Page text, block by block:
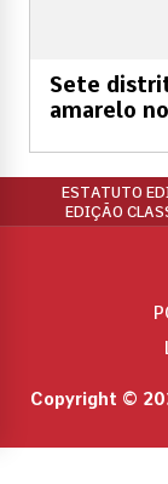
Sete
amarelo
ESTATUTO
EDIÇÃO
Copyright ©